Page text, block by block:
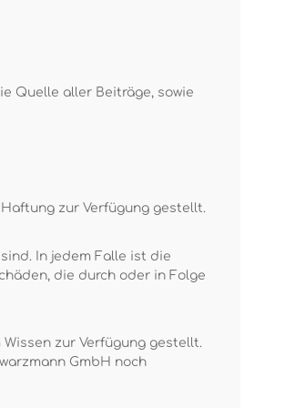
Quelle aller Beiträge, sowie
zur Verfügung gestellt.
In jedem Falle ist die
die durch oder in Folge
zur Verfügung gestellt.
GmbH noch